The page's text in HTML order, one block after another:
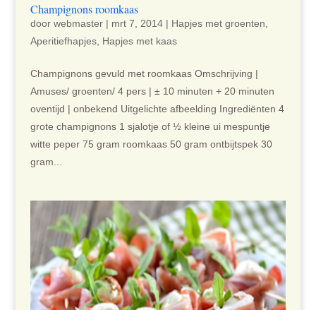
Champignons roomkaas
door webmaster| mrt 7, 2014| Hapjes met groenten,
Aperitiefhapjes, Hapjes met kaas
Champignons gevuld met roomkaas Omschrijving |
Amuses/ groenten/ 4 pers | ± 10 minuten + 20 minuten
oventijd | onbekend Uitgelichte afbeelding Ingrediënten 4
grote champignons 1 sjalotje of ½ kleine ui mespuntje
witte peper 75 gram roomkaas 50 gram ontbijtspek 30
gram...